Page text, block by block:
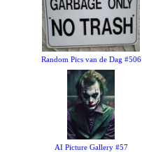
Random Pics van de Dag #506
AI Picture Gallery #57